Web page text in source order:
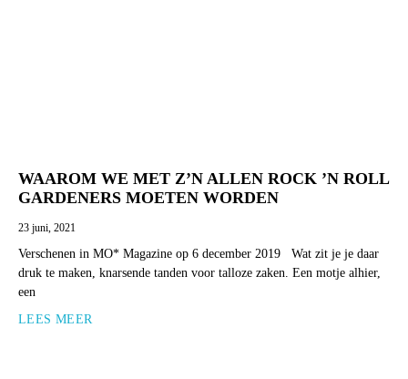
WAAROM WE MET Z’N ALLEN ROCK ’N ROLL
GARDENERS MOETEN WORDEN
23 juni, 2021
Verschenen in MO* Magazine op 6 december 2019 Wat zit je je daar
druk te maken, knarsende tanden voor talloze zaken. Een motje alhier,
een
LEES MEER